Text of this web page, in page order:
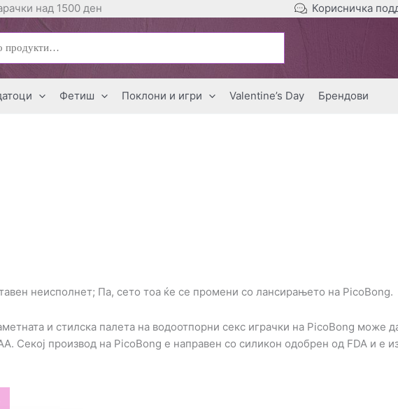
над 1500 ден Корисничка
Фетиш Поклони и игри Valentine’s Day Брендови
неисполнет; Па, сето тоа ќе се промени со лансирањето на PicoBong.
и стилска палета на водоотпорни секс играчки на PicoBong може
Секој производ на PicoBong е направен со силикон одобрен од FDA и е